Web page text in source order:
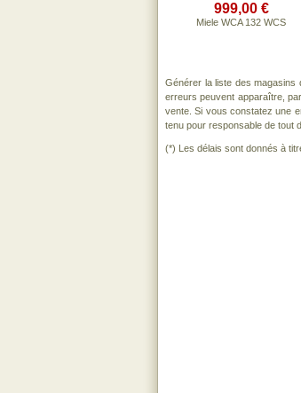
999,00 €
Miele WCA 132 WCS
Générer la liste des magasins
erreurs peuvent apparaître,
vente. Si vous constatez une
tenu pour responsable de tout
(*) Les délais sont donnés à